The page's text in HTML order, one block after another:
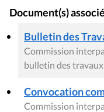
Document(s)
Bulletin des
Commission
bulletin des
Convocation
Commission